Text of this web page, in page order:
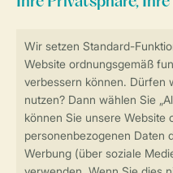
Sicher und schnell
Sichere
Sicheres Bezahlen